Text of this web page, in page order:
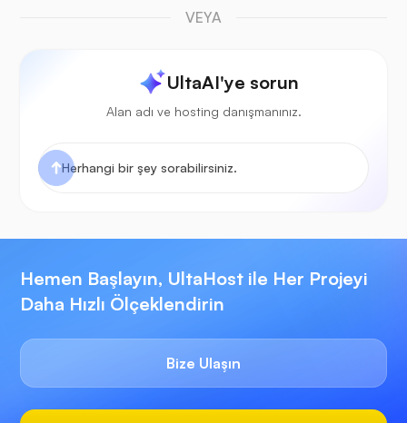
VEYA
UltaAI'ye sorun
Alan adı ve hosting danışmanınız.
Hemen Başlayın, UltaHost ile Her Projeyi
Daha Hızlı Ölçeklendirin
Bize Ulaşın